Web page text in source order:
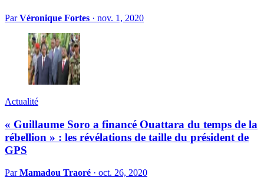
ParVéronique Fortes · nov. 1, 2020
Actualité
« Guillaume Soro a financé Ouattara du temps de la
rébellion » : les révélations de taille du président de
GPS
ParMamadou Traoré · oct. 26, 2020